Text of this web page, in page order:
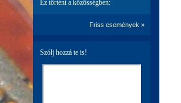
Ez történt a közösségben:
Friss események »
Szólj hozzá te is!